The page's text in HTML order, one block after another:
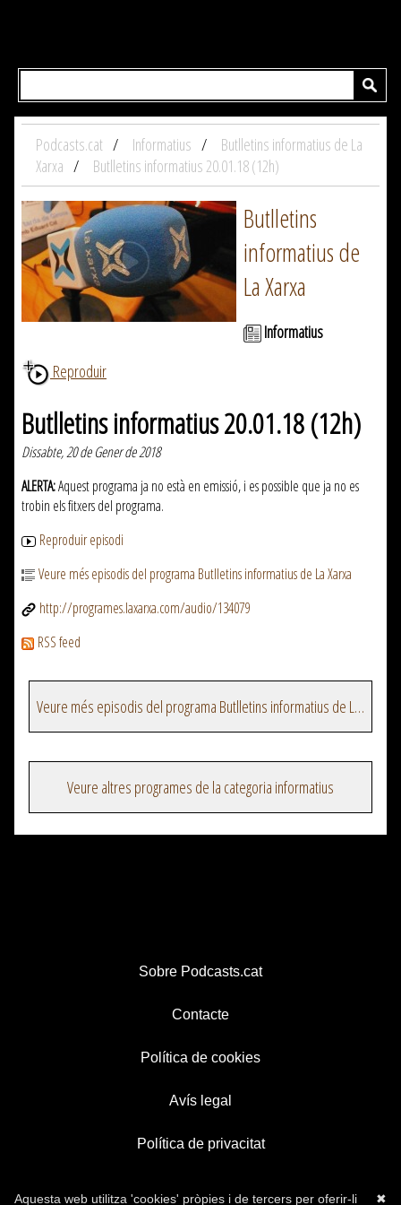
Podcasts.cat Informatius
Butlletins informatius de La
Xarxa
Butlletins informatius 20.01.18 (12h)
Butlletins
informatius de
La Xarxa
Informatius
Reproduir
Butlletins informatius 20.01.18 (12h)
Dissabte, 20 de Gener de 2018
ALERTA:Aquest programa ja no està en emissió, i es possible que ja no es
trobin els fitxers del programa.
Reproduir episodi
Veure més episodis del programa Butlletins informatius de La Xarxa
http://programes.laxarxa.com/audio/134079
RSS feed
Veure més episodis del programa Butlletins informatius de La Xarxa
Veure altres programes de la categoria informatius
Sobre Podcasts.cat
Contacte
Política de cookies
Avís legal
Política de privacitat
✖
Aquesta web utilitza 'cookies' pròpies i de tercers per oferir-li